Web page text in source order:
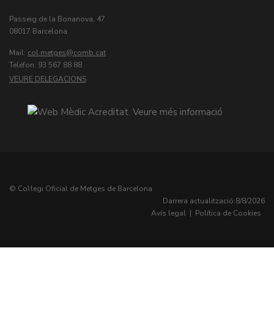
Passeig de la Bonanova, 47
08017 Barcelona
Mail: col.metges
Teléfon: 93 567 88 88
VEURE DELEGACIONS
© Col·legi Oficial de Metges de Barcelona
Darrera actualització:8/8/2026
Avís legal | Política de Cookies